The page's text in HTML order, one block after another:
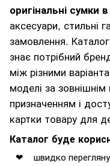
оригінальні сумки в
аксесуари, стильні
замовлення.
знає потрібний
між різними
моделі за
призначенням і
картки товару для
Каталог буде
швидко